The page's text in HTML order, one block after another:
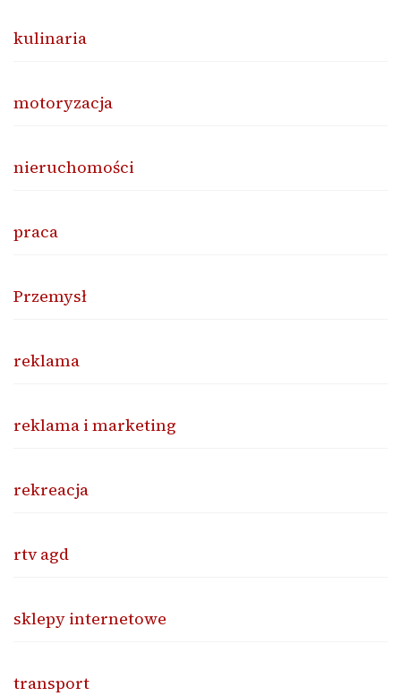
kulinaria
motoryzacja
nieruchomości
praca
Przemysł
reklama
reklama i marketing
rekreacja
rtv agd
sklepy internetowe
transport